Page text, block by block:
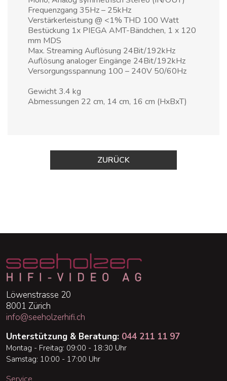
Frequenzgang 35Hz – 25kHz
Verstärkerleistung @ <1% THD 100 Watt
Bestückung 1x PIEGA AMT-Bändchen, 1 x 120
mm MDS
Max. Streaming Auflösung 24Bit/192kHz
Auflösung analoger Eingänge 24Bit/192kHz
Versorgungsspannung 100 – 240V 50/60Hz
Gewicht 3.4 kg
Abmessungen 22 cm, 14 cm, 16 cm (HxBxT)
ZURÜCK
Löwenstrasse 20
8001 Zürich
info@seeholzerhifi.ch
Unterstützung & Beratung: 044 211 11 97
Montag - Freitag: 09:00 - 18:30 Uhr
Samstag: 10:00 - 17:00 Uhr